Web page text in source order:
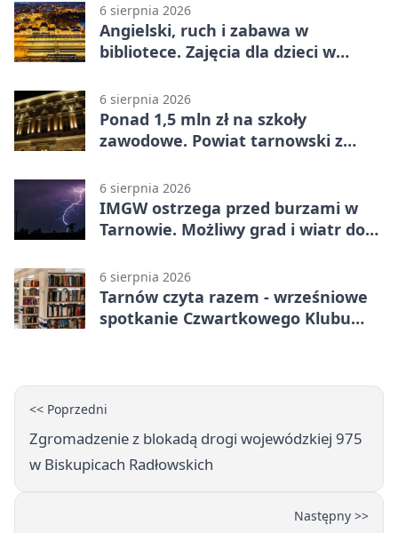
6 sierpnia 2026
Angielski, ruch i zabawa w
bibliotece. Zajęcia dla dzieci w
6 sierpnia 2026
Ponad 1,5 mln zł na szkoły
zawodowe. Powiat tarnowski z
6 sierpnia 2026
IMGW ostrzega przed burzami w
Tarnowie. Możliwy grad i wiatr do
6 sierpnia 2026
Tarnów czyta razem - wrześniowe
spotkanie Czwartkowego Klubu
<< Poprzedni
Zgromadzenie z blokadą drogi wojewódzkiej 975
w Biskupicach Radłowskich
Następny >>